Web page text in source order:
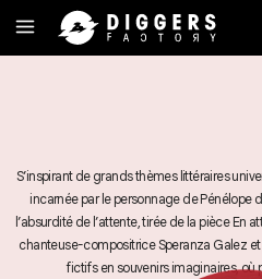
S’inspirant de grands thèmes littéraires
incarnée par le personnage de Pénélope
l’absurdité de l’attente, tirée de la pièce
chanteuse-compositrice Speranza Galez
fictifs en souvenirs imaginaires, où